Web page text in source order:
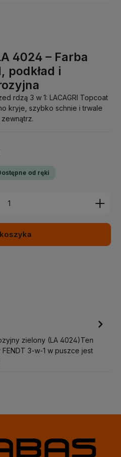
4024 – Farba
podkład i
rdzą 3 w 1: LACAGRI Topcoat
kryje, szybko schnie i trwale
od ręki
żądaną ilość lub użyj
zielony (LA 4024)Ten
3-w-1 w puszce jest